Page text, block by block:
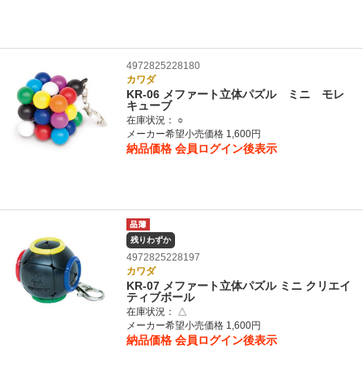
4972825228180
カワダ
KR-06 メファート立体パズル ミニ モレ
キューブ
在庫状況：
○
メーカー希望小売価格 1,600円
納品価格 会員ログイン後表示
残りわずか
4972825228197
カワダ
KR-07 メファート立体パズル ミニ クリエイ
ティブボール
在庫状況：
△
メーカー希望小売価格 1,600円
納品価格 会員ログイン後表示